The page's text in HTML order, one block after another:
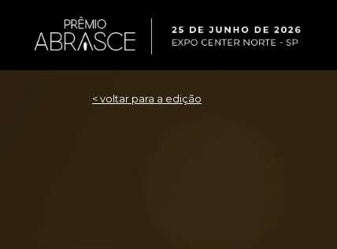
< voltar para a edição